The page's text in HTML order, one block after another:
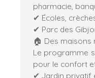
pharmacie,
✔ Écoles,
✔ Parc des
🏠 Des
Le programme
pour le confort
✔ Jardin privatif